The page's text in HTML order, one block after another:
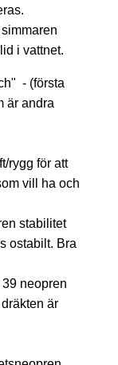
i vattnet.
- (första
är andra
rygg för att
vill ha och
stabilitet
ostabilt. Bra
neopren
är